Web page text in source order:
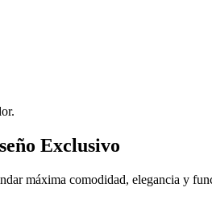
Exclusivo
máxima comodidad, elegancia y